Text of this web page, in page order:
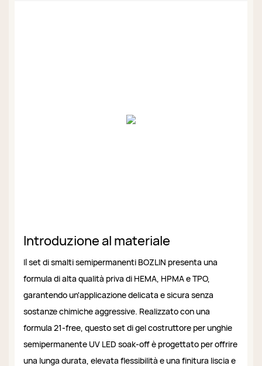
Introduzione al materiale
Il set di smalti semipermanenti BOZLIN presenta una
formula di alta qualità priva di HEMA, HPMA e TPO,
garantendo un'applicazione delicata e sicura senza
sostanze chimiche aggressive. Realizzato con una
formula 21-free, questo set di gel costruttore per unghie
semipermanente UV LED soak-off è progettato per offrire
una lunga durata, elevata flessibilità e una finitura liscia e